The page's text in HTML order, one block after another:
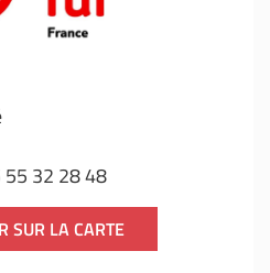
55 32 28 48
SUR LA CARTE